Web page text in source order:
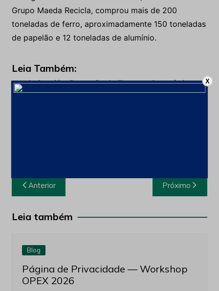
Grupo Maeda Recicla, comprou mais de 200
toneladas de ferro, aproximadamente 150 toneladas
de papelão e 12 toneladas de alumínio.
Leia Também:
Carajás: Proteção da Floresta Amazônica
ajuda no combate ao aquecimento global
Navegação
de
Post
Anterior Próximo
Leia também
Blog
Página de Privacidade — Workshop
OPEX 2026
X